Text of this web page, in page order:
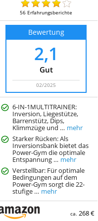
56 Erfahrungsberichte
Bewertung
2,1
Gut
02/2025
6-IN-1MULTITRAINER:
Inversion, Liegestütze,
Barrenstütz, Dips,
Klimmzüge und … mehr
Starker Rücken: Als
Inversionsbank bietet das
Power-Gym die optimale
Entspannung … mehr
Verstellbar: Für optimale
Bedingungen auf dem
Power-Gym sorgt die 22-
stufige … mehr
ca. 268 €